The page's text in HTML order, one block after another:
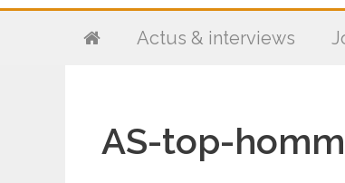
Actus & interviews
AS-top-